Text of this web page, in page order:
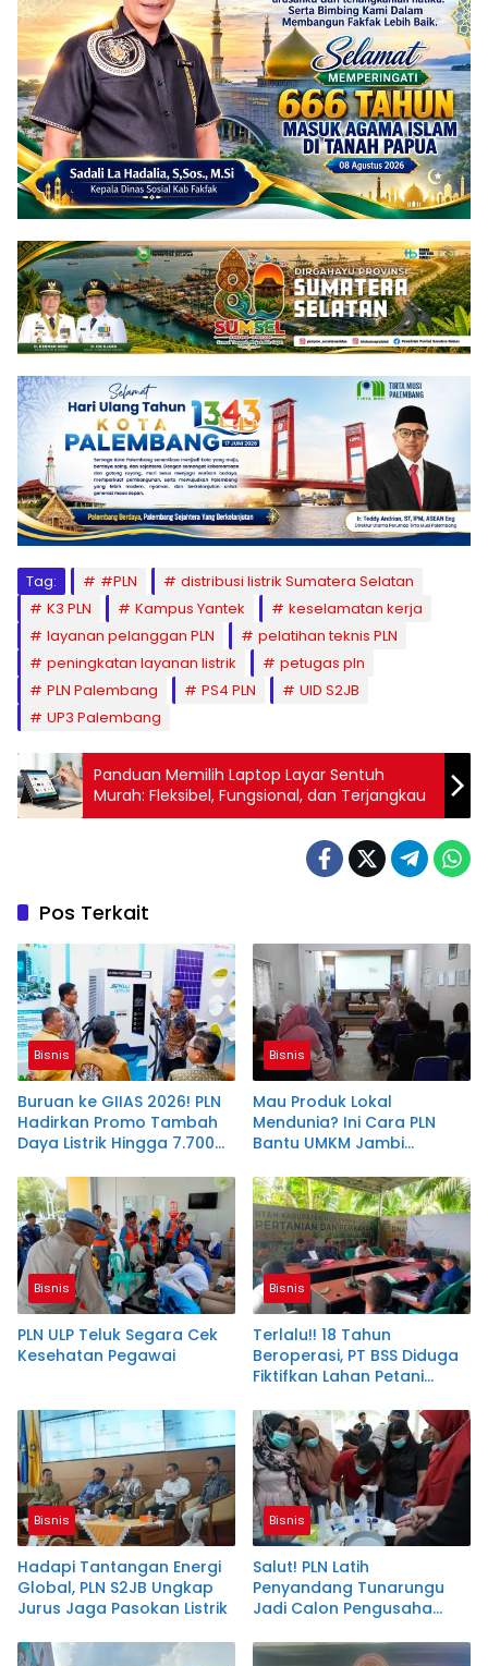
Tag: #PLN
distribusi listrik Sumatera Selatan
K3 PLN
Kampus Yantek
keselamatan kerja
layanan pelanggan PLN
pelatihan teknis PLN
peningkatan layanan listrik
petugas pln
PLN Palembang
PS4 PLN
UID S2JB
UP3 Palembang
Panduan Memilih Laptop Layar Sentuh
Murah: Fleksibel, Fungsional, dan Terjangkau
Pos Terkait
Bisnis
Buruan ke GIIAS 2026! PLN
Hadirkan Promo Tambah
Daya Listrik Hingga 7.700
Bisnis
Mau Produk Lokal
Mendunia? Ini Cara PLN
Bantu UMKM Jambi
Bisnis
PLN ULP Teluk Segara Cek
Kesehatan Pegawai
Bisnis
Terlalu!! 18 Tahun
Beroperasi, PT BSS Diduga
Fiktifkan Lahan Petani
Bisnis
Hadapi Tantangan Energi
Global, PLN S2JB Ungkap
Jurus Jaga Pasokan Listrik
Bisnis
Salut! PLN Latih
Penyandang Tunarungu
Jadi Calon Pengusaha